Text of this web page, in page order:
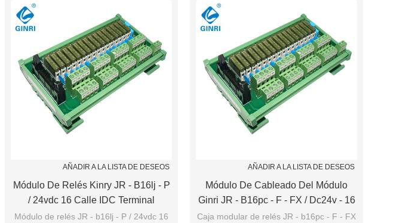
AÑADIR A LA LISTA DE DESEOS
Módulo De Relés Kinry JR - B16lj - P
/ 24vdc 16 Calle IDC Terminal
Sección PLC Interfaz De Salida
Módulo de relés JR - b16lj - P / 24vdc 16
AÑADIR A LA LISTA DE DESEOS
Módulo De Cableado Del Módulo
Ginri JR - B16pc - F - FX / Dc24v - 16
Caja modular de relés JR - b16pc - F - FX